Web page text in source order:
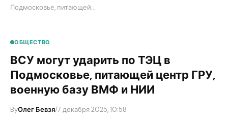
Подмосковье, питающей…
ОБЩЕСТВО
ВСУ могут ударить по ТЭЦ в
Подмосковье, питающей центр ГРУ,
военную базу ВМФ и НИИ
ByОлег Бевзя/7 декабря 2025, 10:58